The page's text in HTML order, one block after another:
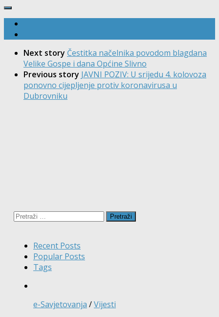
Next story Čestitka načelnika povodom blagdana
Velike Gospe i dana Općine Slivno
Previous story JAVNI POZIV: U srijedu 4. kolovoza
ponovno cijepljenje protiv koronavirusa u
Dubrovniku
Pretraži:
Recent Posts
Popular Posts
Tags
e-Savjetovanja /Vijesti